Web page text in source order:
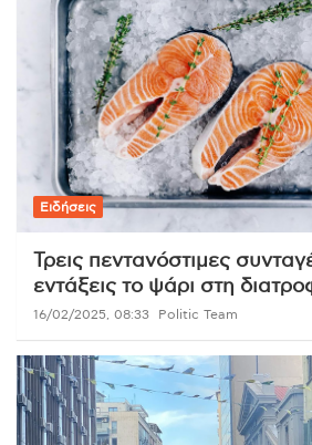
Ειδήσεις
Τρεις πεντανόστιμες
εντάξεις το ψάρι στη
16/02/2025, 08:33 Politic Team